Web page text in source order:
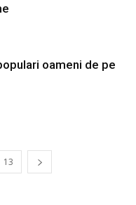
oameni de pe
13